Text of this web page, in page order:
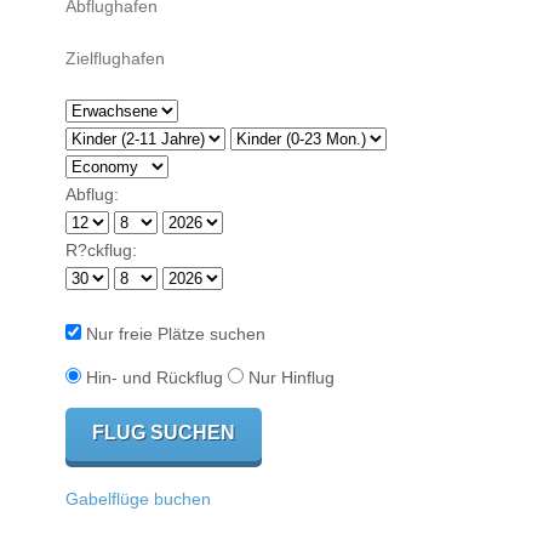
Abflug:
R?ckflug:
Nur freie Plätze suchen
Hin- und Rückflug Nur Hinflug
Gabelflüge buchen